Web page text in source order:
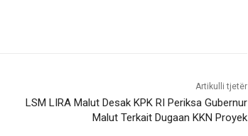
Artikulli tjetër
LSM LIRA Malut Desak KPK RI Periksa Gubernur
Malut Terkait Dugaan KKN Proyek